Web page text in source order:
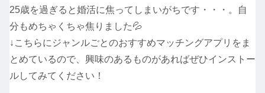
25歳を過ぎると婚活に焦ってしまいがちです・・・。自
分もめちゃくちゃ焦りました💦
↓こちらにジャンルごとのおすすめマッチングアプリをま
とめているので、興味のあるものがあればぜひインストー
ルしてみてください！